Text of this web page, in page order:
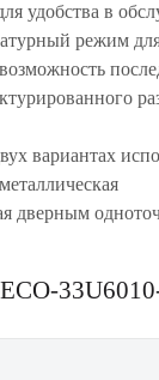
удобства в
режим
вариантах
дверным